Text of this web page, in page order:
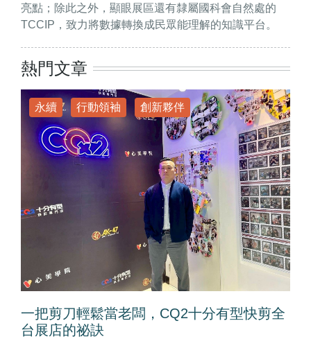
亮點；除此之外，顯眼展區還有隸屬國科會自然處的
TCCIP，致力將數據轉換成民眾能理解的知識平台。
熱門文章
永續 行動領袖 創新夥伴
一把剪刀輕鬆當老闆，CQ2十分有型快剪全
台展店的祕訣